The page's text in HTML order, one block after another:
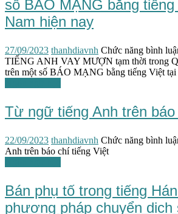
số BÁO MẠNG bằng
Nam hiện nay
27/09/2023 thanhdiavnh Chức năng bình
TIẾNG ANH VAY MƯỢN tạm thời trong
trên một số BÁO MẠNG bằng tiếng Việt
Từ ngữ tiếng Anh trên
22/09/2023 thanhdiavnh Chức năng bình
Anh trên báo chí tiếng Việt
Bán phụ tố trong tiếng
phương pháp chuyển dịch